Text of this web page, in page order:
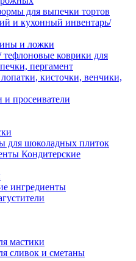
для выпечки тортов
и кухонный инвентарь/
и ложки
коврики для
пергамент
кисточки, венчики,
просеиватели
для шоколадных плиток
Кондитерские
ингредиенты
мастики
сливок и сметаны